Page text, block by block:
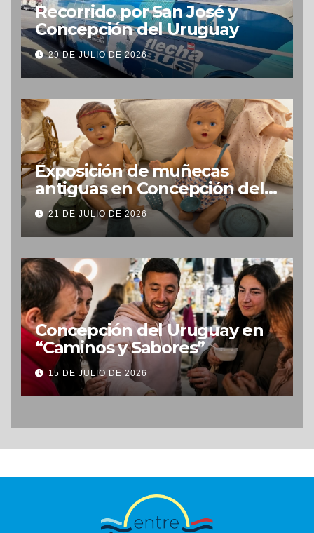
Recorrido por San José y
Concepción del Uruguay
29 DE JULIO DE 2026
Exposición de muñecas
antiguas en Concepción del
Uruguay
21 DE JULIO DE 2026
Concepción del Uruguay en
“Caminos y Sabores”
15 DE JULIO DE 2026